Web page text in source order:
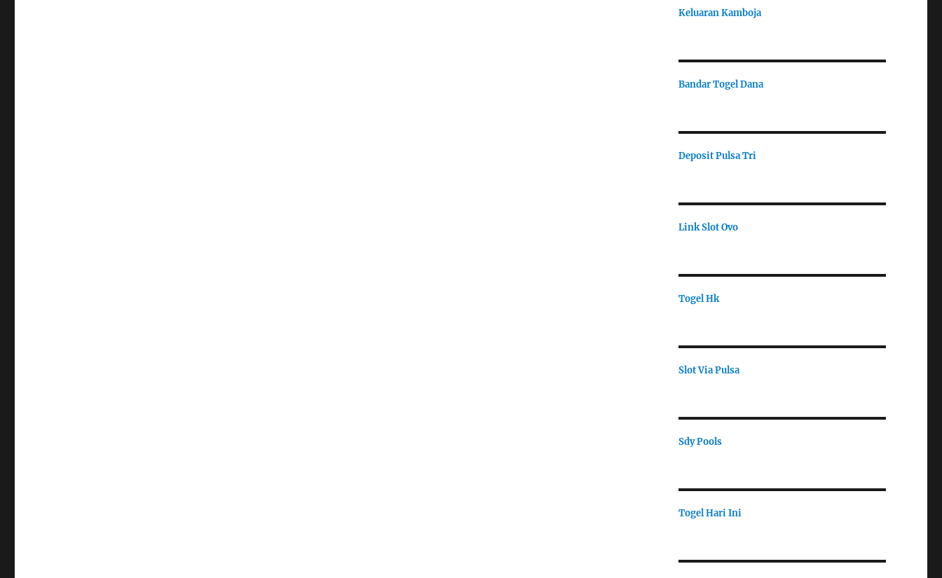
Keluaran Kamboja
Bandar Togel Dana
Deposit Pulsa Tri
Link Slot Ovo
Togel Hk
Slot Via Pulsa
Sdy Pools
Togel Hari Ini